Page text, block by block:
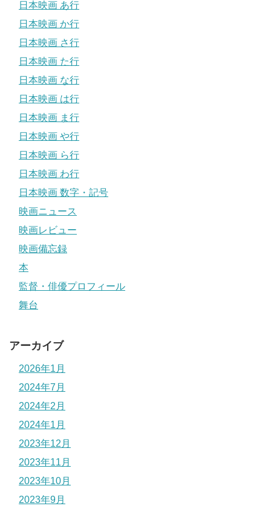
日本映画 あ行
日本映画 か行
日本映画 さ行
日本映画 た行
日本映画 な行
日本映画 は行
日本映画 ま行
日本映画 や行
日本映画 ら行
日本映画 わ行
日本映画 数字・記号
映画ニュース
映画レビュー
映画備忘録
本
監督・俳優プロフィール
舞台
アーカイブ
2026年1月
2024年7月
2024年2月
2024年1月
2023年12月
2023年11月
2023年10月
2023年9月